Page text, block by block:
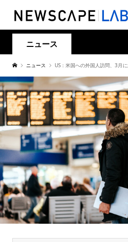
ニュース
ニュース US：米国への外国人訪問、3月